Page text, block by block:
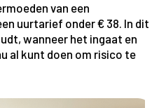
van een
uurtarief onder € 38. In dit
wanneer het ingaat en
al kunt doen om risico te